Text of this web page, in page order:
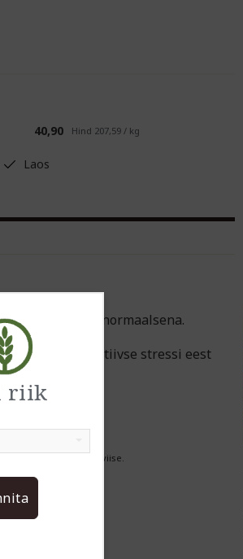
riik
40,90 Hind 207,59 / kg
Laos
hoida nägemist normaalsena.
rakke oksüdatiivse stressi eest
ja tervislikke eluviise.